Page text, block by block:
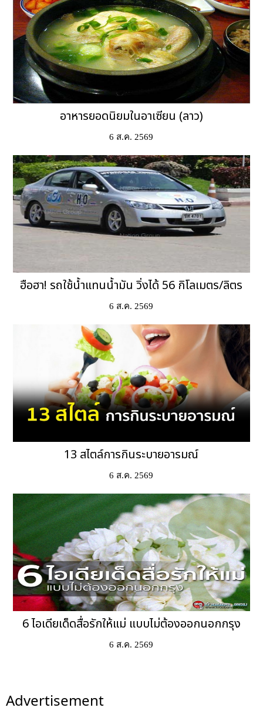
อาหารยอดนิยมในอาเซียน (ลาว)
6 ส.ค. 2569
ฮือฮา! รถใช้น้ำแทนน้ำมัน วิ่งได้ 56 กิโลเมตร/ลิตร
6 ส.ค. 2569
13 สไตล์การกินระบายอารมณ์
6 ส.ค. 2569
6 ไอเดียเด็ดสื่อรักให้แม่ แบบไม่ต้องออกนอกกรุง
6 ส.ค. 2569
Advertisement